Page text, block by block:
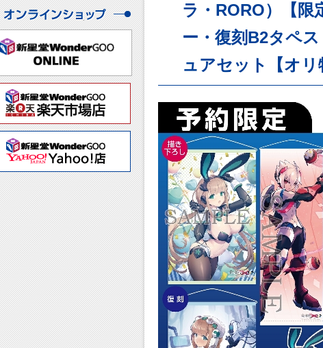
ラ・RORO）【限
ー・復刻B2タペ
ュアセット【オ
オンラインショップ